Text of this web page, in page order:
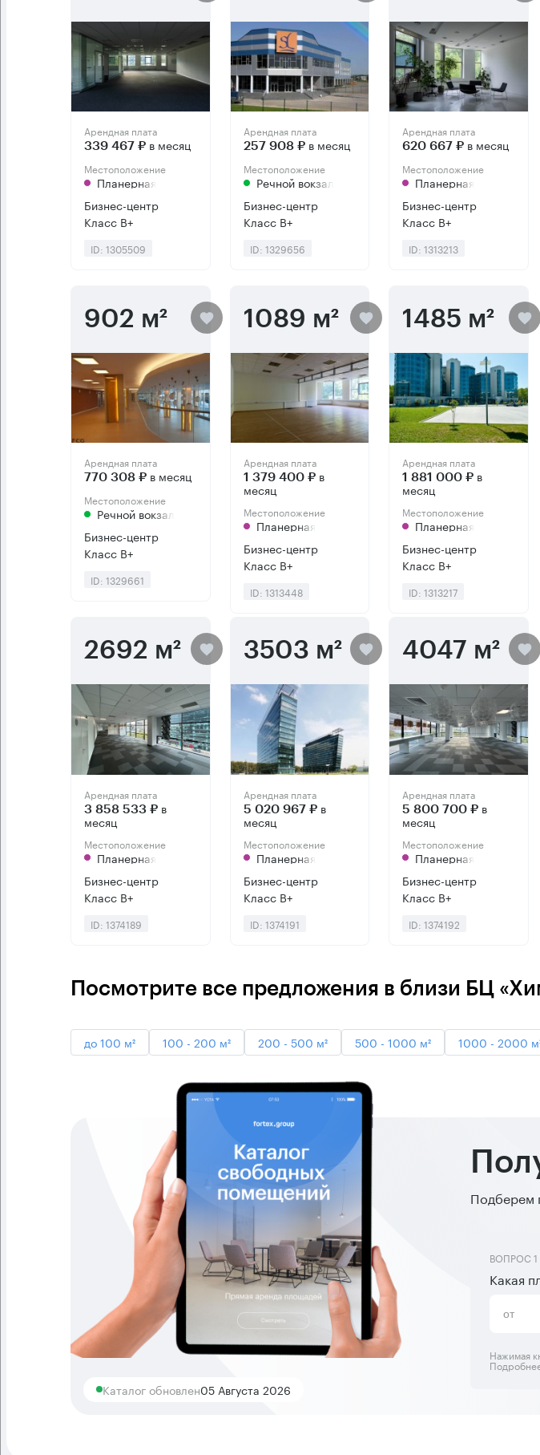
Арендная плата
339 467 ₽ в месяц
Местоположение
Планерная
Бизнес-центр
Класс B+
ID: 1305509
Арендная плата
257 908 ₽в месяц
Местоположение
Речной вокзал
Бизнес-центр
Класс B+
ID: 1329656
Арендная плата
620 667 ₽ в месяц
Местоположение
Планерная
Бизнес-центр
Класс B+
ID: 1313213
902 м²
Арендная плата
770 308 ₽ в месяц
Местоположение
Речной вокзал
Бизнес-центр
Класс B+
ID: 1329661
1089 м²
Арендная плата
1 379 400 ₽в
месяц
Местоположение
Планерная
Бизнес-центр
Класс B+
ID: 1313448
1485 м²
Арендная плата
1 881 000 ₽ в
месяц
Местоположение
Планерная
Бизнес-центр
Класс B+
ID: 1313217
2692 м²
Арендная плата
3 858 533 ₽ в
месяц
Местоположение
Планерная
Бизнес-центр
Класс B+
ID: 1374189
3503 м²
Арендная плата
5 020 967 ₽в
месяц
Местоположение
Планерная
Бизнес-центр
Класс B+
ID: 1374191
4047 м²
Арендная плата
5 800 700 ₽ в
месяц
Местоположение
Планерная
Бизнес-центр
Класс B+
ID: 1374192
Посмотрите все предложения в близи БЦ
до 100 м² 100 - 200 м² 200 - 500 м² 500 - 1000 м² 1000 - 2000
Каталог обновлен05 Августа 2026
Подберем
ВОПРОС 1
Какая
Нажимая